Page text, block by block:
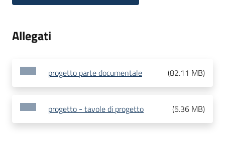
Allegati
progetto parte documentale (82.11 MB)
progetto - tavole di progetto (5.36 MB)